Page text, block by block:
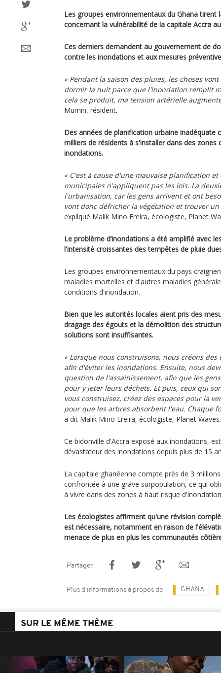
Les groupes environnementaux du Ghana tirent
concernant la vulnérabilité de la capitale Accra
Ces derniers demandent au gouvernement de
contre les inondations et aux mesures
« Pendant la saison des pluies, les choses
dormir la nuit parce que l'inondation remplit
cela se produit, ma tension artérielle
Mumin, résident.
Des années de planification urbaine inadéquate
milliers de résidents à s'installer dans des
inondations.
« C'est à cause d'une mauvaise planification
municipales n'appliquent pas les lois. La
l'urbanisation, car les gens arrivent et ont
vont donc défricher la végétation et trouver
expliqué Malik Mino Ereira, écologiste, Planet
Le problème d’inondations a été amplifié avec
l'intensité croissantes des tempêtes de pluie
Les groupes environnementaux du pays
maladies mortelles et d'autres maladies
conditions d'inondation.
Bien que les autorités locales aient pris des
dragage des égouts et la démolition des
solutions sont insuffisantes.
« Lorsque nous construisons, nous créons
afin d'éviter les inondations. Ensuite, nous
question de l'assainissement, afin que les
pour y jeter leurs déchets. Et puis, ceux qui
vous construisez, créez des espaces pour la
pour que les arbres absorbent l'eau. Chaque
a dit Malik Mino Ereira, écologiste, Planet Waves.
Ce bidonville d'Accra exposé aux inondations,
dévastateur des inondations depuis plus de 15
La capitale ghanéenne compte près de 3
confrontée à une grave surpopulation, ce qui
à vivre dans des zones à haut risque
Les écologistes affirment qu'une révision
est nécessaire, notamment en raison de
menace de plus en plus les communautés
Partager
Plus d'informations à propos de GHANA
SUR LE MÊME THÈME